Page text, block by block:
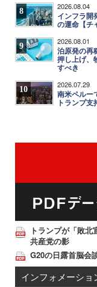
8 2026.08.04
インフラ開
の運命【チ
9 2026.08.01
泊原発の再
押し上げ、
すべき
10 2026.07.29
南米ペルー
トランプ
トランプが「敗
共産党の影
G20の日露首脳会
インフォメーショ